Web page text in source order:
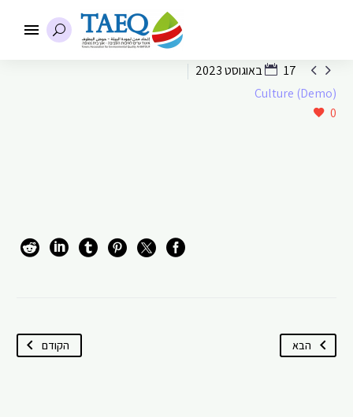
 
17 באוגוסט 2023
Culture (Demo)
0
הקודם הבא